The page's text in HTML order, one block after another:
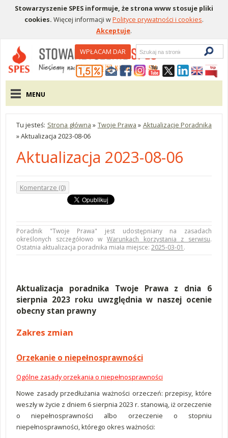
Stowarzyszenie SPES informuje, że strona www stosuje pliki
cookies. Więcej informacji wPolityce prywatności i cookies.
Akceptuje.
Menu pomocniczeWPŁACAM DAR
Wyszukiwarka
Menu główne
MENU
Tu jesteś: Strona główna » Twoje Prawa » Aktualizacje Poradnika
»Aktualizacja 2023-08-06
Aktualizacja 2023-08-06
Aktualizacja poradnika Twoje Prawa z dnia 6
sierpnia 2023 roku uwzględnia w naszej ocenie
obecny stan prawny
Zakres zmian
Orzekanie o niepełnosprawności
Ogólne zasady orzekania o niepełnosprawności
Nowe zasady przedłużania ważności orzeczeń: przepisy, które
weszły w życie z dniem 6 sierpnia 2023 r. stanowią, iż orzeczenie
o niepełnosprawności albo orzeczenie o stopniu
niepełnosprawności, którego okres ważności:
Komentarze (0)
Poradnik "Twoje Prawa" jest udostępniany na zasadach
określonych szczegółowo w Warunkach korzystania z serwisu.
Ostatnia aktualizacja poradnika miała miejsce: 2025-03-01 .